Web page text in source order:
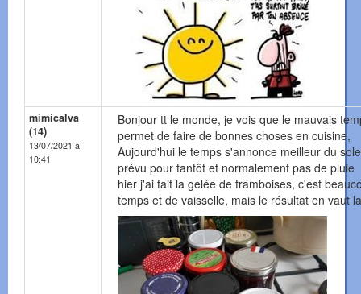
mimicalva
(14)
13/07/2021 à
10:41
Bonjour tt le monde, je vois que le mauvais
permet de faire de bonnes choses en cuisine,
Aujourd'hui le temps s'annonce meilleur du
prévu pour tantôt et normalement pas de pluie
hier j'ai fait la gelée de framboises, c'est
temps et de vaisselle, mais le résultat en vaut